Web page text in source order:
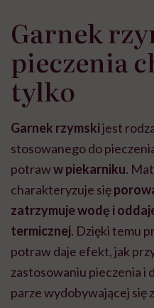
Garnek
pieczenia
tylko
Garnek rzymskijest
stosowanego do
potraww piekarniku.
charakteryzuje się
zatrzymuje wodę i
termicznej. Dzięki temu
potraw daje efekt, jak
zastosowaniu pieczenia i
parze wydobywającej się